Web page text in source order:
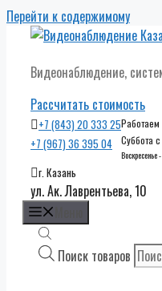
Перейти к содержимому
Видеонаблюдение,
Рассчитать стоимость
+7 (843) 20 333 25
+7 (967) 36 395 04
Работаем
Суббота с
г. Казань
ул. Ак. Лаврентьева, 10
Поиск товаров